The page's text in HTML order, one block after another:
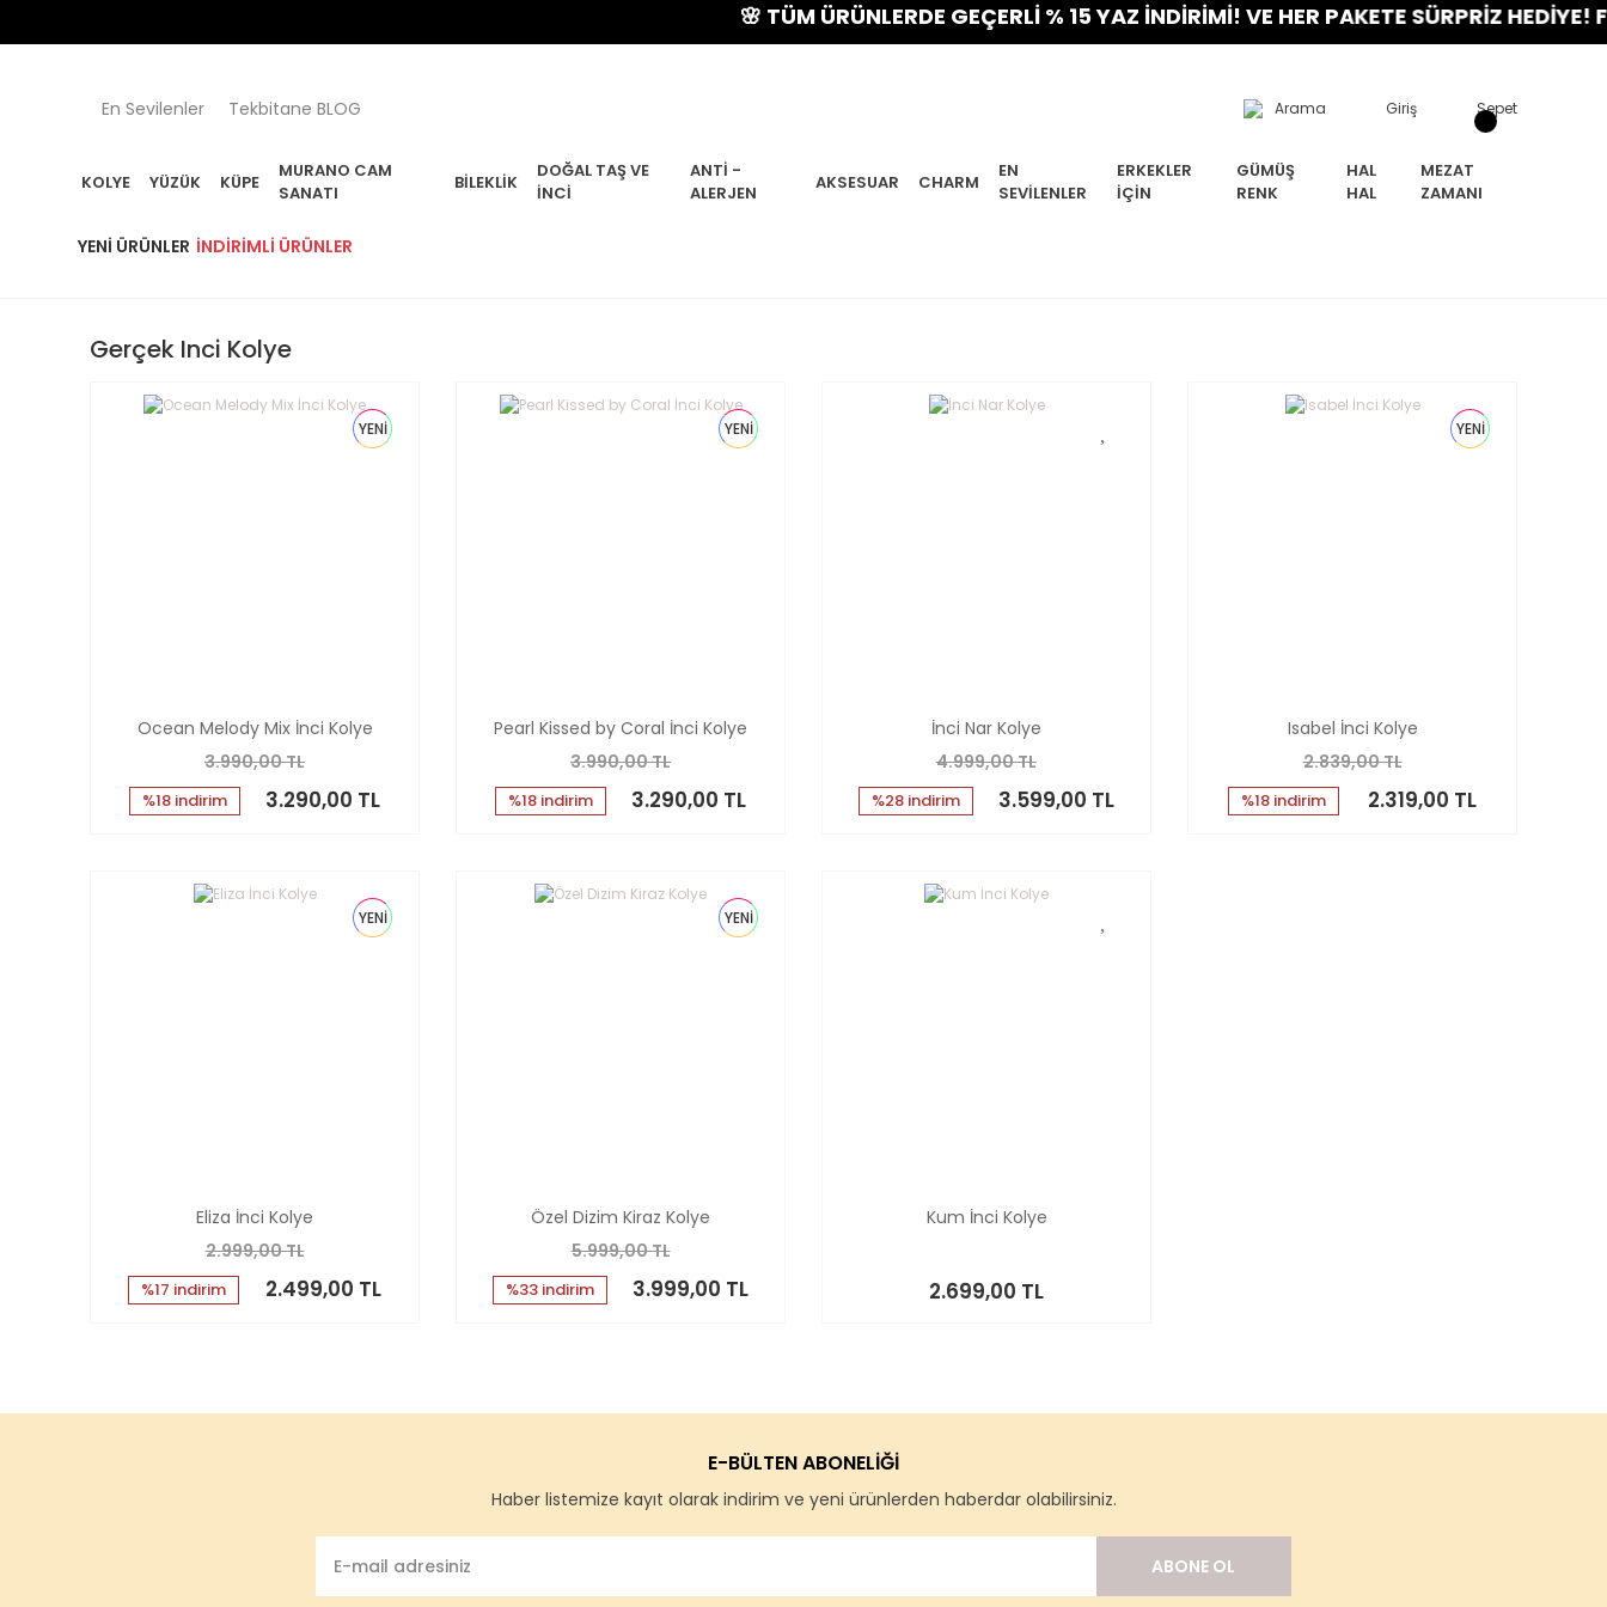
🌸 TÜM ÜRÜNLERDE GEÇERLİ % 15 YAZ İNDİRİMİ! VE HER PAKETE SÜRPRİZ HEDİYE!
En Sevilenler Tekbitane BLOG Arama Giriş Sepet
KOLYE YÜZÜK KÜPE
MURANO CAM
SANATI
BILEKLIK
DOĞAL TAŞ VE
İNCI
ANTI -
ALERJEN
AKSESUAR CHARM
EN
SEVILENLER
ERKEKLER
İÇIN
GÜMÜŞ
RENK
HAL
HAL
MEZAT
ZAMANI
YENI ÜRÜNLER İNDIRIMLI ÜRÜNLER
Gerçek Inci Kolye
YENİ
Ocean Melody Mix İnci Kolye
3.990,00 TL
%18 indirim 3.290,00 TL
YENİ
Pearl Kissed by Coral İnci Kolye
3.990,00 TL
%18 indirim 3.290,00 TL
İnci Nar Kolye
4.999,00 TL
%28 indirim 3.599,00 TL
YENİ
Isabel İnci Kolye
2.839,00 TL
%18 indirim 2.319,00 TL
YENİ
Eliza İnci Kolye
2.999,00 TL
%17 indirim 2.499,00 TL
YENİ
Özel Dizim Kiraz Kolye
5.999,00 TL
%33 indirim 3.999,00 TL
Kum İnci Kolye
2.699,00 TL
E-BÜLTEN ABONELİĞİ
Haber listemize kayıt olarak indirim ve yeni ürünlerden haberdar olabilirsiniz.
ABONE OL